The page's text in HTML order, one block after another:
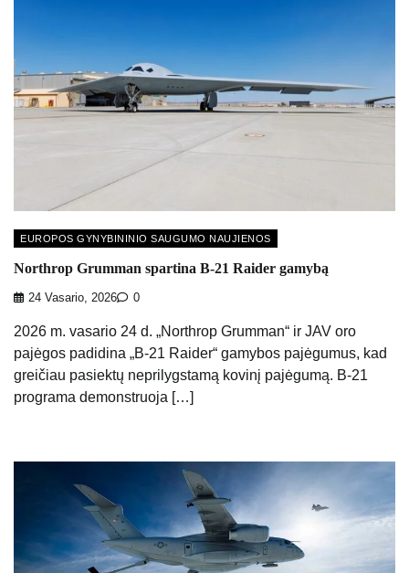
EUROPOS GYNYBININIO SAUGUMO NAUJIENOS
Northrop Grumman spartina B-21 Raider gamybą
24 Vasario, 2026 0
2026 m. vasario 24 d. „Northrop Grumman“ ir JAV oro
pajėgos padidina „B-21 Raider“ gamybos pajėgumus, kad
greičiau pasiektų neprilygstamą kovinį pajėgumą. B-21
programa demonstruoja […]